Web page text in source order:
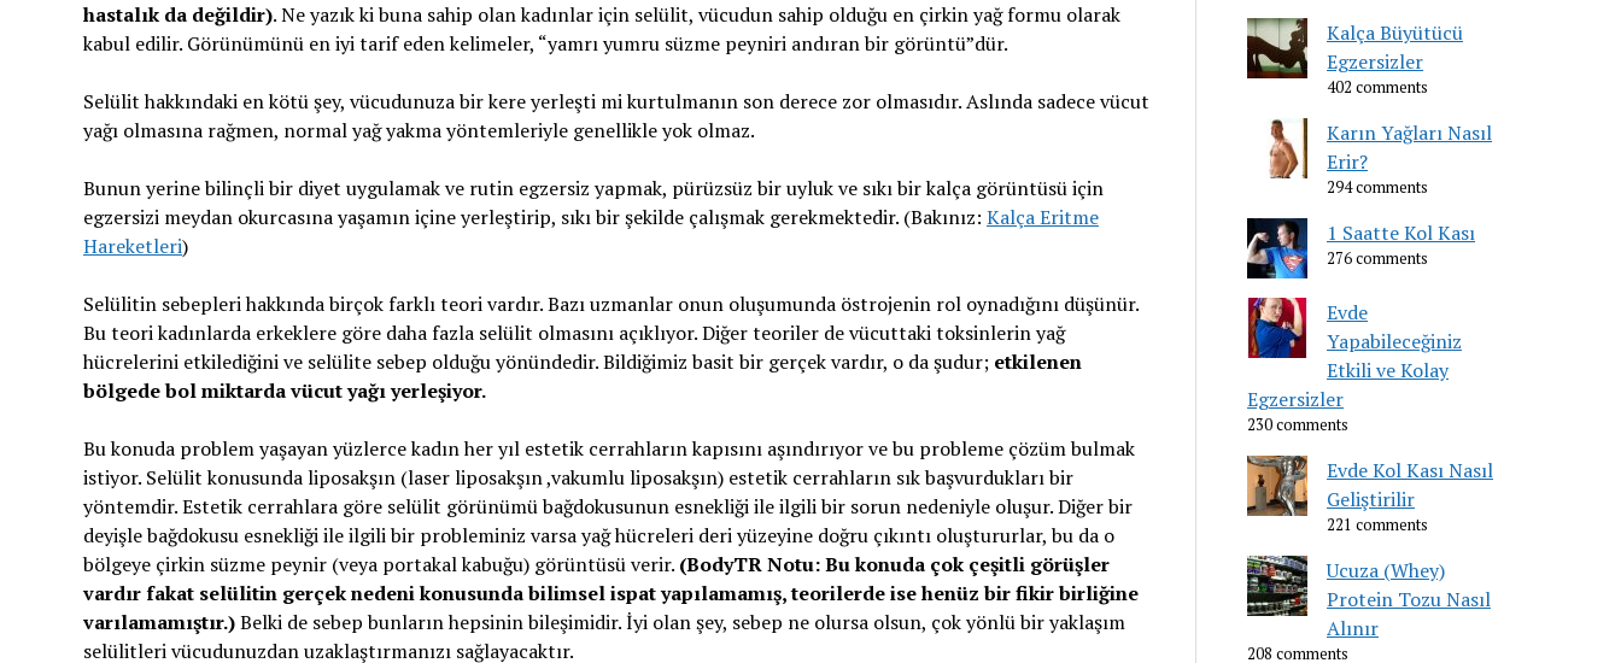
hastalık da değildir). Ne yazık ki buna sahip olan kadınlar için selülit, vücudun sahip olduğu en çirkin yağ formu olarak
kabul edilir. Görünümünü en iyi tarif eden kelimeler, “yamrı yumru süzme peyniri andıran bir görüntü”dür.
Selülit hakkındaki en kötü şey, vücudunuza bir kere yerleşti mi kurtulmanın son derece zor olmasıdır. Aslında sadece vücut
yağı olmasına rağmen, normal yağ yakma yöntemleriyle genellikle yok olmaz.
Bunun yerine bilinçli bir diyet uygulamak ve rutin egzersiz yapmak, pürüzsüz bir uyluk ve sıkı bir kalça görüntüsü için
egzersizi meydan okurcasına yaşamın içine yerleştirip, sıkı bir şekilde çalışmak gerekmektedir. (Bakınız: Kalça Eritme
Hareketleri)
Selülitin sebepleri hakkında birçok farklı teori vardır. Bazı uzmanlar onun oluşumunda östrojenin rol oynadığını düşünür.
Bu teori kadınlarda erkeklere göre daha fazla selülit olmasını açıklıyor. Diğer teoriler de vücuttaki toksinlerin yağ
hücrelerini etkilediğini ve selülite sebep olduğu yönündedir. Bildiğimiz basit bir gerçek vardır, o da şudur; etkilenen
bölgede bol miktarda vücut yağı yerleşiyor.
Bu konuda problem yaşayan yüzlerce kadın her yıl estetik cerrahların kapısını aşındırıyor ve bu probleme çözüm bulmak
istiyor. Selülit konusunda liposakşın (laser liposakşın ,vakumlu liposakşın) estetik cerrahların sık başvurdukları bir
yöntemdir. Estetik cerrahlara göre selülit görünümü bağdokusunun esnekliği ile ilgili bir sorun nedeniyle oluşur. Diğer bir
deyişle bağdokusu esnekliği ile ilgili bir probleminiz varsa yağ hücreleri deri yüzeyine doğru çıkıntı oluştururlar, bu da o
bölgeye çirkin süzme peynir (veya portakal kabuğu) görüntüsü verir. (BodyTR Notu: Bu konuda çok çeşitli görüşler
vardır fakat selülitin gerçek nedeni konusunda bilimsel ispat yapılamamış, teorilerde ise henüz bir fikir birliğine
varılamamıştır.)Belki de sebep bunların hepsinin bileşimidir. İyi olan şey, sebep ne olursa olsun, çok yönlü bir yaklaşım
selülitleri vücudunuzdan uzaklaştırmanızı sağlayacaktır.
Kalça Büyütücü
Egzersizler
402 comments
Karın Yağları Nasıl
Erir?
294 comments
1 Saatte Kol Kası
276 comments
Evde
Yapabileceğiniz
Etkili ve Kolay
Egzersizler
230 comments
Evde Kol Kası Nasıl
Geliştirilir
221 comments
Ucuza (Whey)
Protein Tozu Nasıl
Alınır
208 comments